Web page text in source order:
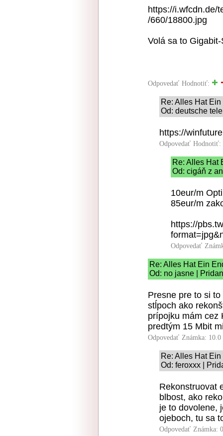
https://i.wfcdn.de/
/660/18800.jpg
Volá sa to
Odpovedať Hodnotiť:
Re: Alles Hat
Od: deutsche
https://
Odpovedať Hodnotiť:
Re: Alles Hat
Od: cigáň z
10eur/m
85eur/m
https://
Odpovedať
Re: Alles Hat Ein
Od: no jasne |
Presne pre to si
stĺpoch ako
prípojku mám cez
predtým 15 Mbit
Odpovedať Známka: 10.0
Re: Alles Hat
Od: feroxxx |
Rekonstruovat
blbost, ako
je to dovolene,
ojeboch, tu sa
Odpovedať Známka: